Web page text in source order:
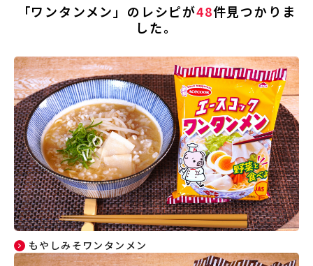
「ワンタンメン」のレシピが48件見つかりま
した。
もやしみそワンタンメン